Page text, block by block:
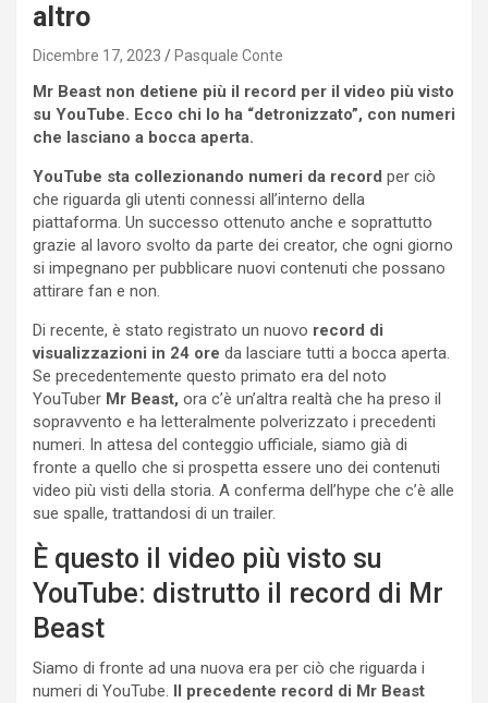
altro
Dicembre 17, 2023 Pasquale Conte
Mr Beast non detiene più il record per il video più visto
su YouTube. Ecco chi lo ha “detronizzato”, con numeri
che lasciano a bocca aperta.
YouTube sta collezionando numeri da record per ciò
che riguarda gli utenti connessi all’interno della
piattaforma. Un successo ottenuto anche e soprattutto
grazie al lavoro svolto da parte dei creator, che ogni giorno
si impegnano per pubblicare nuovi contenuti che possano
attirare fan e non.
Di recente, è stato registrato un nuovo record di
visualizzazioni in 24 ore da lasciare tutti a bocca aperta.
Se precedentemente questo primato era del noto
YouTuber Mr Beast, ora c’è un’altra realtà che ha preso il
sopravvento e ha letteralmente polverizzato i precedenti
numeri. In attesa del conteggio ufficiale, siamo già di
fronte a quello che si prospetta essere uno dei contenuti
video più visti della storia. A conferma dell’hype che c’è alle
sue spalle, trattandosi di un trailer.
È questo il video più visto su
YouTube: distrutto il record di Mr
Beast
Siamo di fronte ad una nuova era per ciò che riguarda i
numeri di YouTube.
Il precedente record di Mr Beast